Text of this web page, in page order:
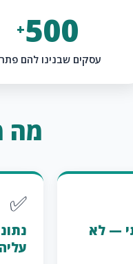
500
+
עסקים שבנינו להם
מה
— לא
✅